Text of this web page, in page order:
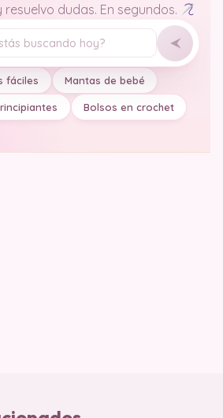
dudas. En segundos.
fáciles Mantas de bebé
Bolsos en crochet